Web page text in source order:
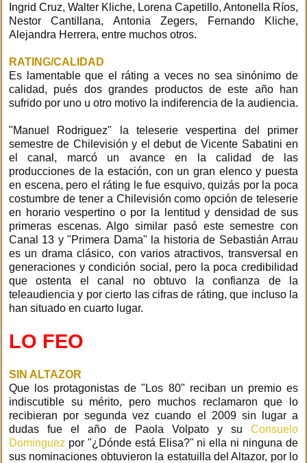
Ingrid Cruz, Walter Kliche, Lorena Capetillo, Antonella Ríos,
Nestor Cantillana, Antonia Zegers, Fernando Kliche,
Alejandra Herrera, entre muchos otros.
RATING/CALIDAD
Es lamentable que el ráting a veces no sea sinónimo de
calidad, pués dos grandes productos de este año han
sufrido por uno u otro motivo la indiferencia de la audiencia.
"Manuel Rodriguez" la teleserie vespertina del primer
semestre de Chilevisión y el debut de Vicente Sabatini en
el canal, marcó un avance en la calidad de las
producciones de la estación, con un gran elenco y puesta
en escena, pero el ráting le fue esquivo, quizás por la poca
costumbre de tener a Chilevisión como opción de teleserie
en horario vespertino o por la lentitud y densidad de sus
primeras escenas. Algo similar pasó este semestre con
Canal 13 y "Primera Dama" la historia de Sebastián Arrau
es un drama clásico, con varios atractivos, transversal en
generaciones y condición social, pero la poca credibilidad
que ostenta el canal no obtuvo la confianza de la
teleaudiencia y por cierto las cifras de ráting, que incluso la
han situado en cuarto lugar.
LO FEO
SIN ALTAZOR
Que los protagonistas de "Los 80" reciban un premio es
indiscutible su mérito, pero muchos reclamaron que lo
recibieran por segunda vez cuando el 2009 sin lugar a
dudas fue el año de Paola Volpato y su Consuelo
Dominguez por "¿Dónde está Elisa?" ni ella ni ninguna de
sus nominaciones obtuvieron la estatuilla del Altazor, por lo